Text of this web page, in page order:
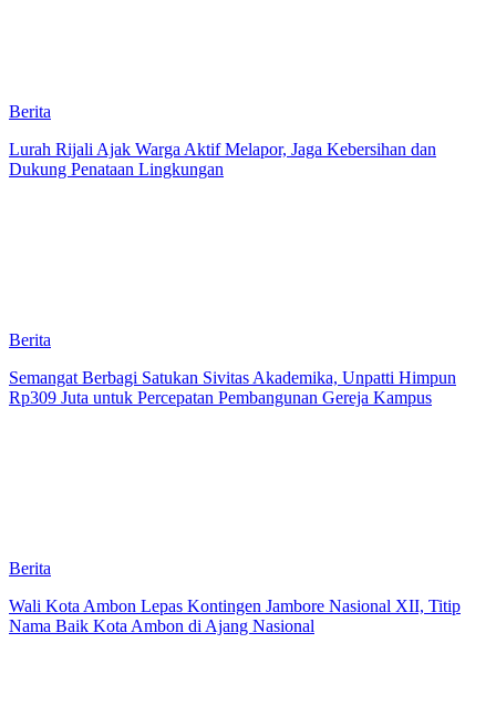
Berita
Lurah Rijali Ajak Warga Aktif Melapor, Jaga Kebersihan dan
Dukung Penataan Lingkungan
Berita
Semangat Berbagi Satukan Sivitas Akademika, Unpatti Himpun
Rp309 Juta untuk Percepatan Pembangunan Gereja Kampus
Berita
Wali Kota Ambon Lepas Kontingen Jambore Nasional XII, Titip
Nama Baik Kota Ambon di Ajang Nasional